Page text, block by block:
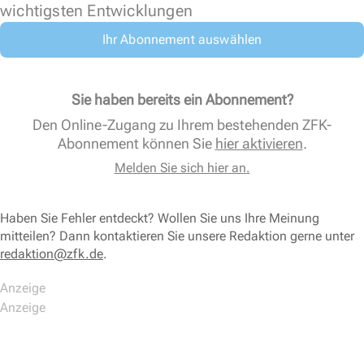
wichtigsten Entwicklungen
Ihr Abonnement auswählen
Sie haben bereits ein Abonnement?
Den Online-Zugang zu Ihrem bestehenden ZFK-
Abonnement können Sie hier aktivieren.
Melden Sie sich hier an.
Haben Sie Fehler entdeckt? Wollen Sie uns Ihre Meinung
mitteilen? Dann kontaktieren Sie unsere Redaktion gerne unter
redaktion@zfk.de.